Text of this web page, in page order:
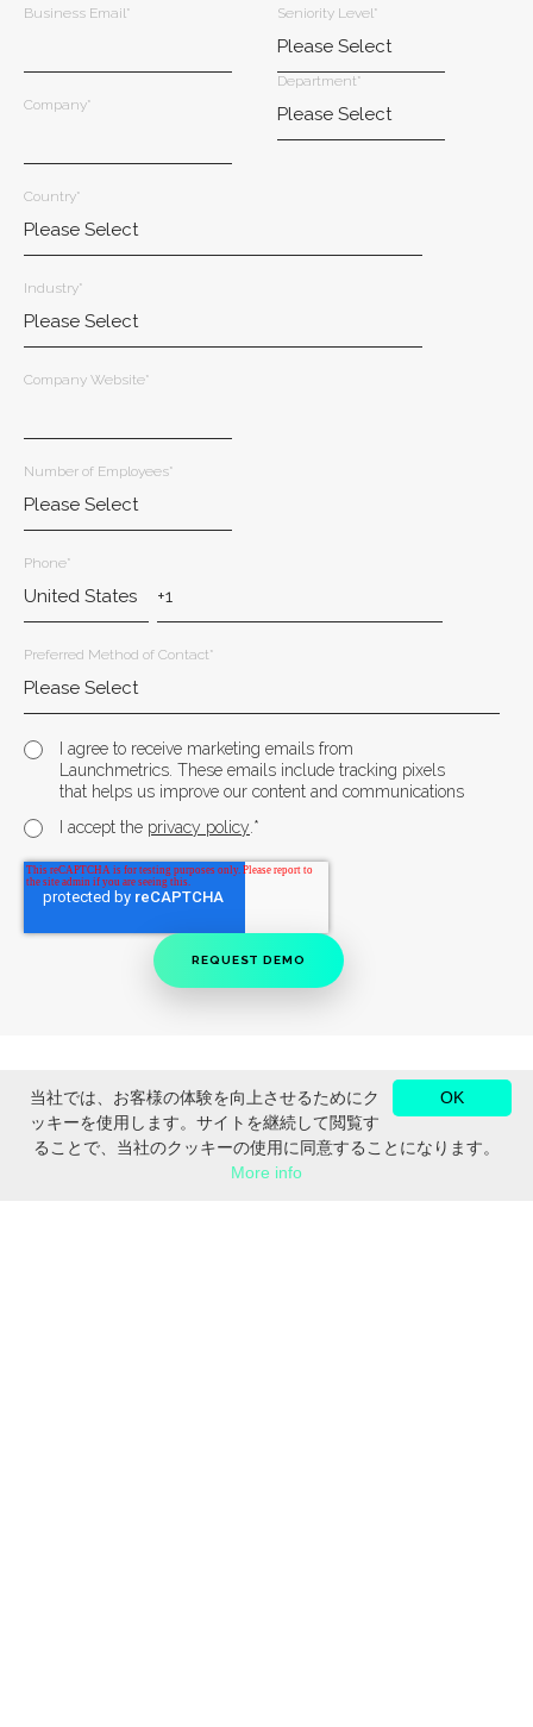
Business Email*
Company*
Seniority Level*
Department*
Country*
Industry*
Company Website*
Number of Employees*
Phone*
Preferred Method of Contact*
I agree to receive marketing emails from
Launchmetrics. These emails include tracking pixels
that helps us improve our content and communications
I accept the privacy policy *
OK
当社では、お客様の体験を向上させるためにク
ッキーを使用します。サイトを継続して閲覧す
ることで、当社のクッキーの使用に同意することになります。
More info